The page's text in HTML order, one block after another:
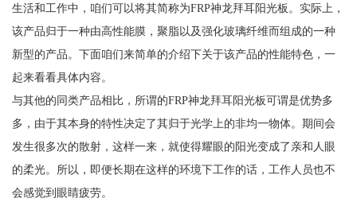
生活和工作中，咱们可以将其简称为FRP神龙拜耳阳光板。实际上，
该产品归于一种由高性能膜，聚脂以及强化玻璃纤维而组成的一种
新型的产品。下面咱们来简单的介绍下关于该产品的性能特色，一
起来看看具体内容。
与其他的同类产品相比，所谓的FRP神龙拜耳阳光板可谓是优势多
多，由于其本身的特性决定了其归于光学上的非均一物体。期间会
发生很多次的散射，这样一来，就使得耀眼的阳光变成了亲和人眼
的柔光。所以，即便长期在这样的环境下工作的话，工作人员也不
会感觉到眼睛疲劳。